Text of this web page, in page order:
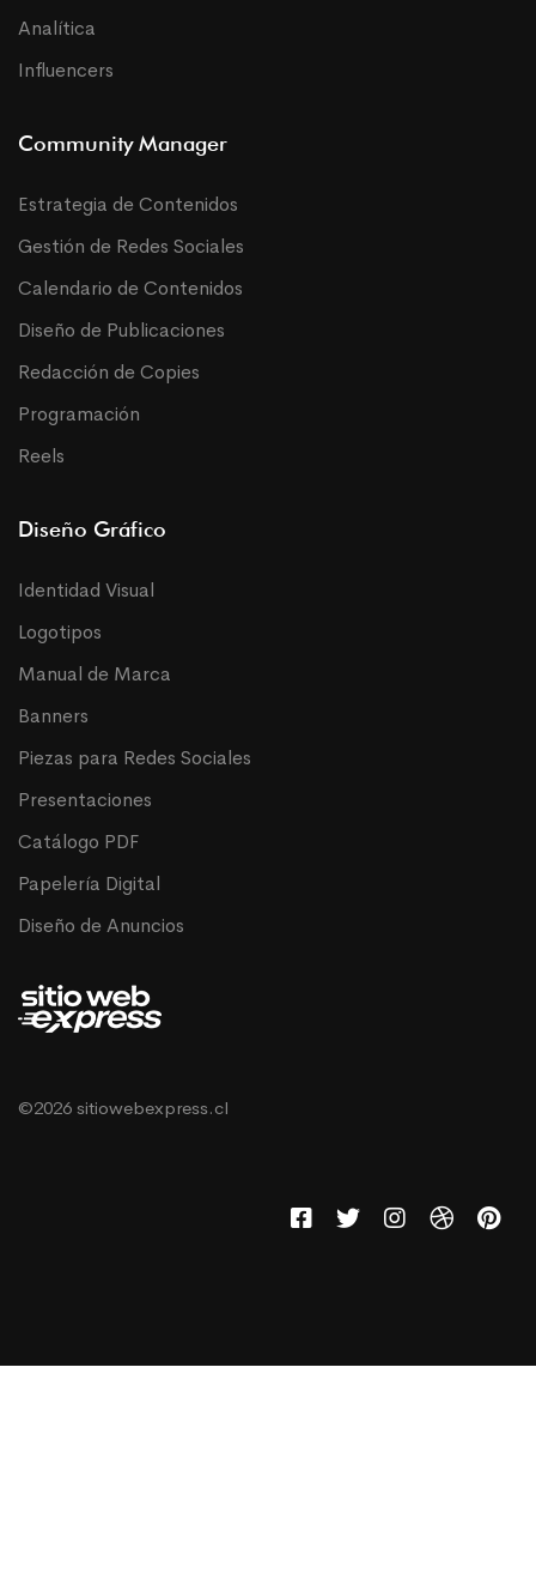
Analítica
Influencers
Community Manager
Estrategia de Contenidos
Gestión de Redes Sociales
Calendario de Contenidos
Diseño de Publicaciones
Redacción de Copies
Programación
Reels
Diseño Gráfico
Identidad Visual
Logotipos
Manual de Marca
Banners
Piezas para Redes Sociales
Presentaciones
Catálogo PDF
Papelería Digital
Diseño de Anuncios
©2026 sitiowebexpress.cl